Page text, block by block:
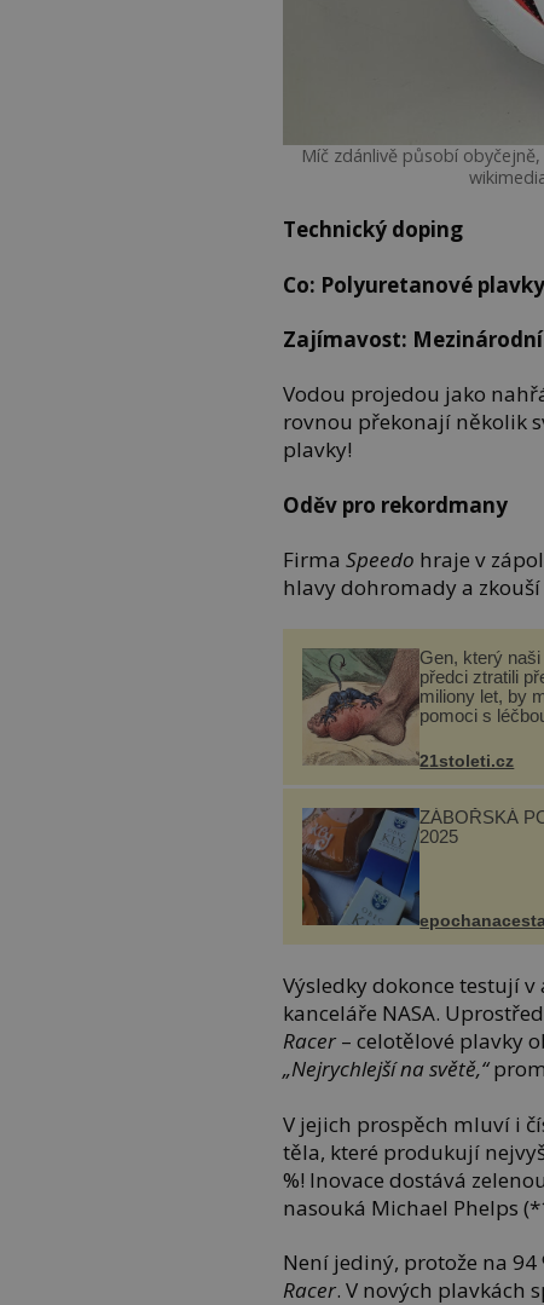
Míč zdánlivě působí
Technický doping
Co: Polyuretanové
Zajímavost:
Vodou projedou jako
rovnou překonají několik
plavky!
Oděv pro rekordmany
FirmaSpeedo hraje v
hlavy dohromady a
Gen, který
předci ztratili
miliony let, by
pomoci s
21stoleti.cz
ZÁBOŘSKÁ
2025
Výsledky dokonce testují
kanceláře NASA.
Racer – celotělové plavky
„Nejrychlejší na světě,“
V jejich prospěch mluví i
těla, které produkují
%! Inovace dostává
nasouká Michael Phelps
Není jediný, protože na
Racer. V nových plavkách